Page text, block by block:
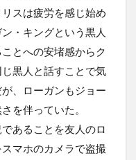
スは疲労を感じ始め
・キングという黒人
とへの安堵感からク
黒人と話すことで気
、ローガンもジョー
を伴っていた。
あることを友人のロ
マホのカメラで盗撮